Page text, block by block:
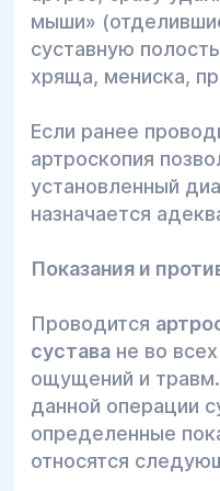
мыши»
суставную
хряща, мениска,
Если ранее
артроскопия
установленный
назначается
Показания и
Проводится
суставане во
ощущений и
данной операции
определенные
относятся